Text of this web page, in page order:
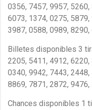
0356, 7457, 9957,
6073, 1374, 0275,
3987, 0588, 0989, 8290,
Billetes disponibles 3
2205, 5411, 4912,
0340, 9942, 7443,
8869, 7871, 2872, 9476,
Chances disponibles 1